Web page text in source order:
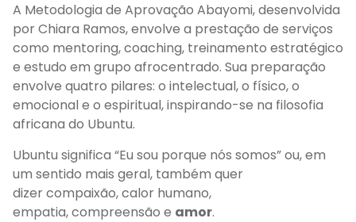
A Metodologia de Aprovação Abayomi,desenvolvida
por Chiara Ramos,envolve a prestação de serviços
como mentoring, coaching, treinamento estratégico
e estudo em grupo afrocentrado. Sua preparação
envolve quatro pilares: o intelectual, o físico, o
emocional e o espiritual, inspirando-se na filosofia
africana do Ubuntu.
Ubuntu significa “Eu sou porque nós somos” ou, em
um sentido mais geral, também quer
dizercompaixão, calor humano,
empatia,compreensão e amor.